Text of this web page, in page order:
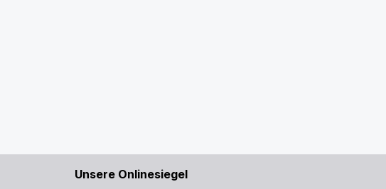
Unsere Onlinesiegel